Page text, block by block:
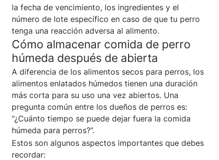
la fecha de vencimiento, los ingredientes y el
número de lote específico en caso de que tu perro
tenga una reacción adversa al alimento.
Cómo almacenar comida de perro
húmeda después de abierta
A diferencia de los alimentos secos para perros, los
alimentos enlatados húmedos tienen una duración
más corta para su uso una vez abiertos. Una
pregunta común entre los dueños de perros es:
“¿Cuánto tiempo se puede dejar fuera la comida
húmeda para perros?”.
Estos son algunos aspectos importantes que debes
recordar: